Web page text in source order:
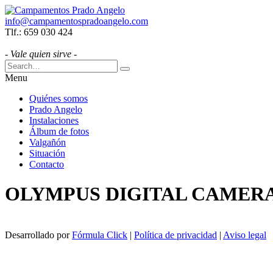
info@campamentospradoangelo.com
Tlf.: 659 030 424
- Vale quien sirve -
Menu
Quiénes somos
Prado Angelo
Instalaciones
Álbum de fotos
Valgañón
Situación
Contacto
OLYMPUS DIGITAL
Desarrollado porFórmula Click | Política de privacidad | Aviso legal